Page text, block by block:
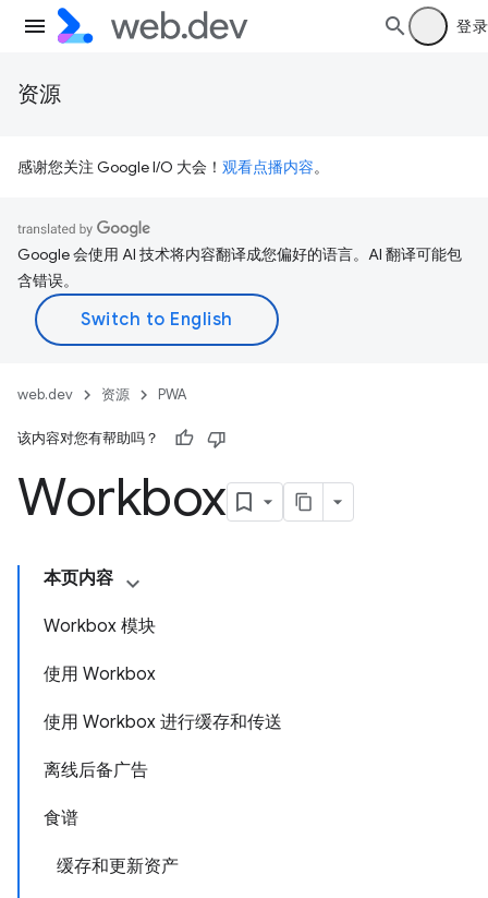
登录
资源
感谢您关注 Google I/O 大会！ 观看点播内容。
Google 会使用 AI 技术将内容翻译成您偏好的语言。AI 翻译可能包
含错误。
web.dev 资源 PWA
该内容对您有帮助吗？
Workbox
本页内容
Workbox 模块
使用 Workbox
使用 Workbox 进行缓存和传送
离线后备广告
食谱
缓存和更新资产